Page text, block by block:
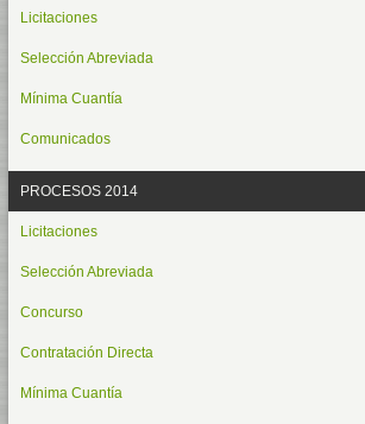
Licitaciones
Selección Abreviada
Mínima Cuantía
Comunicados
PROCESOS 2014
Licitaciones
Selección Abreviada
Concurso
Contratación Directa
Mínima Cuantía